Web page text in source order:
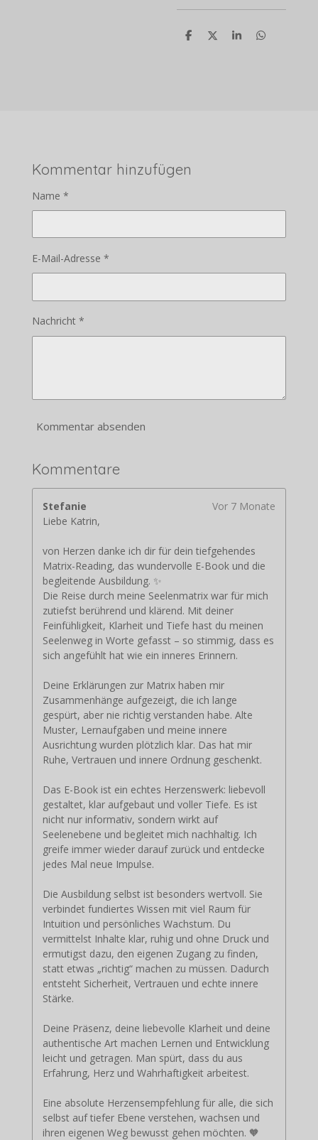
T
T
T
T
Kommentar hinzufügen
Name *
E-Mail-Adresse *
Nachricht *
Kommentar absenden
Kommentare
Stefanie
Vor 7 Monate
Liebe Katrin,
von Herzen danke ich dir für dein tiefgehendes
Matrix-Reading, das wundervolle E-Book und die
begleitende Ausbildung. ✨
Die Reise durch meine Seelenmatrix war für mich
zutiefst berührend und klärend. Mit deiner
Feinfühligkeit, Klarheit und Tiefe hast du meinen
Seelenweg in Worte gefasst – so stimmig, dass es
sich angefühlt hat wie ein inneres Erinnern.
Deine Erklärungen zur Matrix haben mir
Zusammenhänge aufgezeigt, die ich lange
gespürt, aber nie richtig verstanden habe. Alte
Muster, Lernaufgaben und meine innere
Ausrichtung wurden plötzlich klar. Das hat mir
Ruhe, Vertrauen und innere Ordnung geschenkt.
Das E-Book ist ein echtes Herzenswerk: liebevoll
gestaltet, klar aufgebaut und voller Tiefe. Es ist
nicht nur informativ, sondern wirkt auf
Seelenebene und begleitet mich nachhaltig. Ich
greife immer wieder darauf zurück und entdecke
jedes Mal neue Impulse.
Die Ausbildung selbst ist besonders wertvoll. Sie
verbindet fundiertes Wissen mit viel Raum für
Intuition und persönliches Wachstum. Du
vermittelst Inhalte klar, ruhig und ohne Druck und
ermutigst dazu, den eigenen Zugang zu finden,
statt etwas „richtig“ machen zu müssen. Dadurch
entsteht Sicherheit, Vertrauen und echte innere
Stärke.
Deine Präsenz, deine liebevolle Klarheit und deine
authentische Art machen Lernen und Entwicklung
leicht und getragen. Man spürt, dass du aus
Erfahrung, Herz und Wahrhaftigkeit arbeitest.
Eine absolute Herzensempfehlung für alle, die sich
selbst auf tiefer Ebene verstehen, wachsen und
ihren eigenen Weg bewusst gehen möchten. 🧡